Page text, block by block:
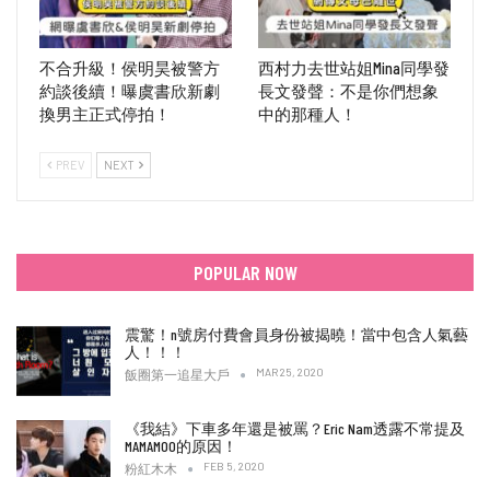
不合升級！侯明昊被警方
約談後續！曝虞書欣新劇
換男主正式停拍！
西村力去世站姐Mina同學發
長文發聲：不是你們想象
中的那種人！
PREV NEXT
POPULAR NOW
震驚！n號房付費會員身份被揭曉！當中包含人氣藝
人！！！
飯圈第一追星大戶 MAR 25, 2020
《我結》下車多年還是被罵？Eric Nam透露不常提及
MAMAMOO的原因！
粉紅木木 FEB 5, 2020